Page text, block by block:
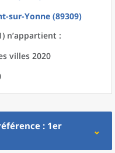
sur-Yonne (89309)
n’appartient :
villes 2020
: 1er